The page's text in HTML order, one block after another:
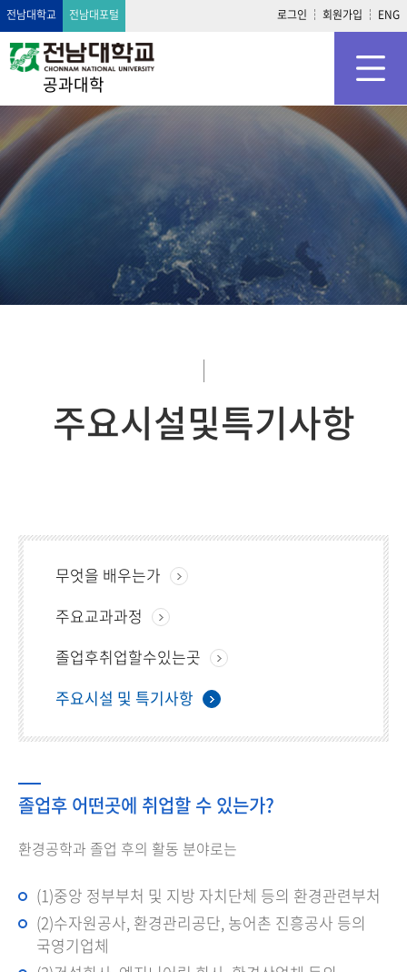
전남대학교 전남대포털 로그인 회원가입 ENG
공과대학
주요시설및특기사항
무엇을 배우는가
주요교과과정
졸업후취업할수있는곳
주요시설 및 특기사항
졸업후 어떤곳에 취업할 수 있는가?
환경공학과 졸업 후의 활동 분야로는
(1)중앙 정부부처 및 지방 자치단체 등의 환경관련부처
(2)수자원공사, 환경관리공단, 농어촌 진흥공사 등의
국영기업체